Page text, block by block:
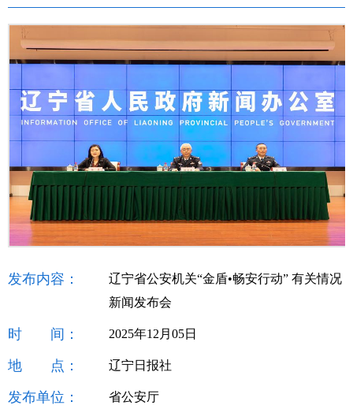
发布内容：
辽宁省公安机关“金盾•畅安行动” 有关情况
新闻发布会
时 间： 2025年12月05日
地 点： 辽宁日报社
发布单位： 省公安厅